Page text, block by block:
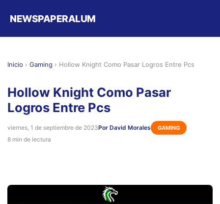
NEWSPAPERALUM
Inicio › Gaming › Hollow Knight Como Pasar Logros Entre Pcs
Hollow Knight Como Pasar
Logros Entre Pcs
viernes, 1 de septiembre de 2023Por David Morales GAMING
8 min de lectura